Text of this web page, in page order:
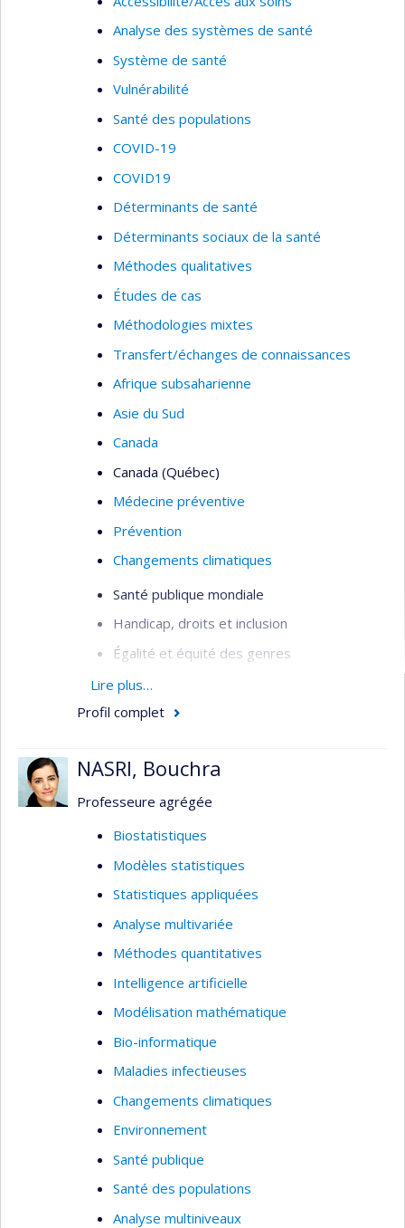
Analyse des systèmes de santé
Système de santé
Vulnérabilité
Santé des populations
COVID-19
COVID19
Déterminants de santé
Déterminants sociaux de la santé
Méthodes qualitatives
Études de cas
Méthodologies mixtes
Transfert/échanges de connaissances
Afrique subsaharienne
Asie du Sud
Canada
Canada (Québec)
Médecine préventive
Prévention
Changements climatiques
Santé publique mondiale
Handicap, droits et inclusion
Égalité et équité des genres
Intersectionnalité
Analyse intersectionnelle des politiques
Équité et justice sociale
Santé sexuelle et reproductive
marginalisées
Gouvernance mondiale de la santé relative
à la COVID-19
Déterminants structurels et sociaux de la
santé
Recherche qualitative
Étude de cas
Méthodes mixtes
Mobilisation et échange des connaissances
Lire plus…
Profil complet
NASRI, Bouchra
Professeure agrégée
Biostatistiques
Modèles statistiques
Statistiques appliquées
Analyse multivariée
Méthodes quantitatives
Intelligence artificielle
Modélisation mathématique
Bio-informatique
Maladies infectieuses
Changements climatiques
Environnement
Santé publique
Santé des populations
Analyse multiniveaux